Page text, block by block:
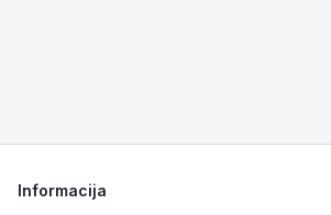
Informacija